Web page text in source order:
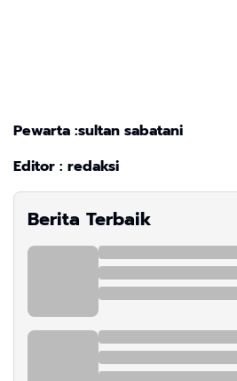
Pewarta :sultan sabatani
Editor : redaksi
Berita Terbaik